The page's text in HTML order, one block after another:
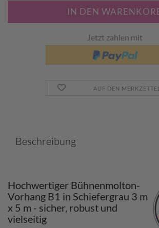
Jetzt zahlen mit
AUF DEN MERKZETTEL
Beschreibung
Hochwertiger Bühnenmolton-
Vorhang B1 in Schiefergrau 3 m
x 5 m - sicher, robust und
vielseitig